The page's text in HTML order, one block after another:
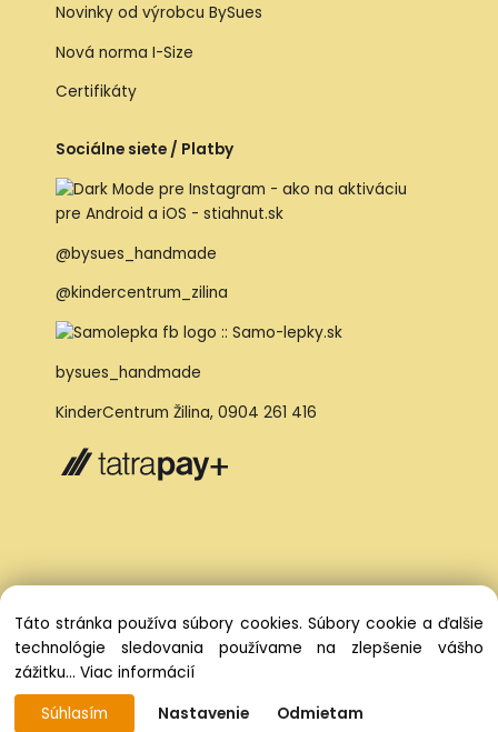
Novinky od výrobcu BySues
Nová norma I-Size
Certifikáty
Sociálne siete / Platby
@bysues_handmade
@kindercentrum_zilina
bysues_handmade
KinderCentrum Žilina, 0904 261 416
Vytvorené systémom ClickEshop.sk
Táto stránka používa súbory cookies. Súbory cookie a ďalšie
technológie sledovania používame na zlepšenie vášho
zážitku... Viac informácií
Súhlasím
Nastavenie Odmietam